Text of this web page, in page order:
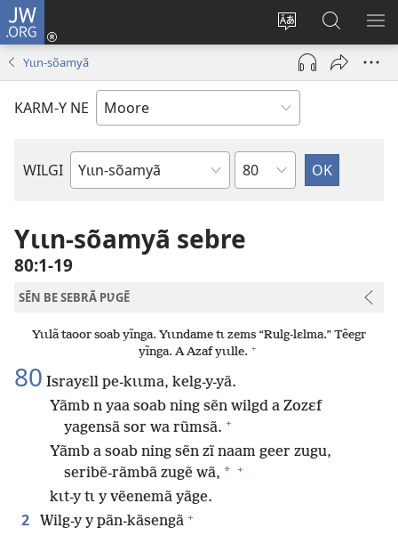
JW.ORG
Toeem-
buud-
gomdã
Pak-
(ouvre
une
Bao-
y
bũmb
Y
Yɩɩn-sõamyã
KARM-Y NE
WILGI
Livre
Bible
Sak
Yɩɩn-sõamyã sebre
80:1-19
SẼN BE SEBRÃ PƲGẼ
Yɩɩlã taoor soab yĩnga. Yɩɩndame tɩ zems “Rulg-lɛlma.” Tẽegr
yĩnga. A Azaf yɩɩlle. +
80 Israyɛll pe-kɩɩma, kelg-y-yã.
Yãmb n yaa soab ning sẽn wilgd a Zozɛf
yagensã sor wa rũmsã. +
Yãmb a soab ning sẽn zĩ naam geer zugu,
seribẽ-rãmbã zugẽ wã, * +
kɩt-y tɩ y vẽenemã yãge.
2 Wilg-y y pãn-kãsengã +